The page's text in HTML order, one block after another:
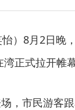
）8月2日晚
正式拉开帷幕
，市民游客